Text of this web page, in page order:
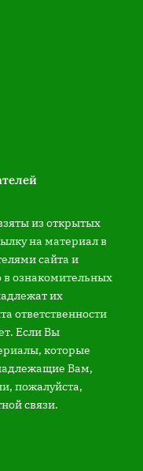
из открытых
на материал в
сайта и
в ознакомительных
их
ответственности
Если Вы
которые
Вам,
пожалуйста,
связи.